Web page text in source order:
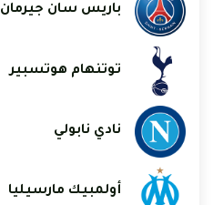
باريس سان جيرمان
توتنهام هوتسبير
نادي نابولي
أولمبيك مارسيليا